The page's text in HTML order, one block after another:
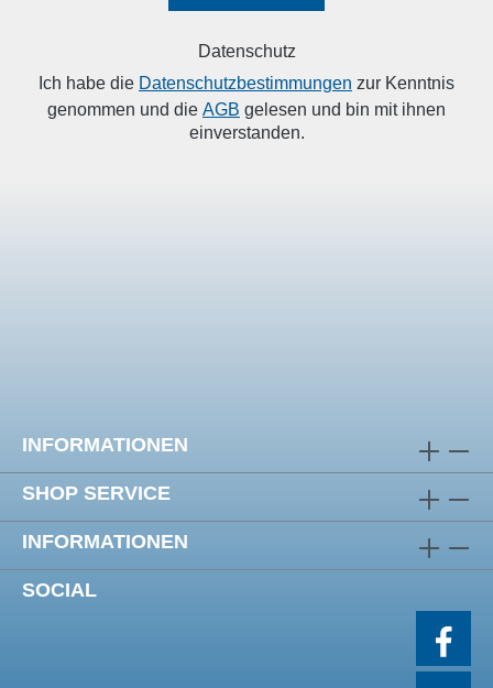
Datenschutz
Ich habe die Datenschutzbestimmungen zur Kenntnis
genommen und die AGB gelesen und bin mit ihnen
einverstanden.
INFORMATIONEN
SHOP SERVICE
INFORMATIONEN
SOCIAL